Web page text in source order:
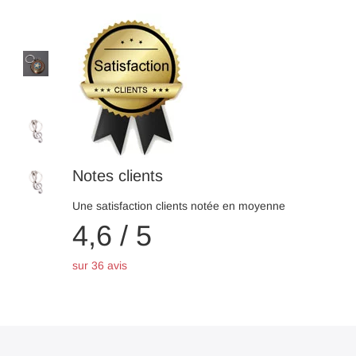
Notes clients
Une satisfaction clients notée en moyenne
4,6 / 5
sur 36 avis